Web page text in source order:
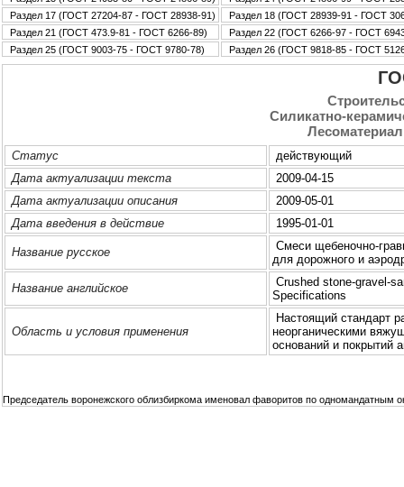
Раздел 17 (ГОСТ 27204-87 - ГОСТ 28938-91)
Раздел 18 (ГОСТ 28939-91 - ГОСТ
Раздел 21 (ГОСТ 473.9-81 - ГОСТ 6266-89)
Раздел 22 (ГОСТ 6266-97 - ГОСТ
Раздел 25 (ГОСТ 9003-75 - ГОСТ 9780-78)
Раздел 26 (ГОСТ 9818-85 - ГОСТ
Силикатно-
Статус
действующий
Дата актуализации текста
2009-04-15
Дата актуализации описания
2009-05-01
Дата введения в действие
1995-01-01
Название русское
Смеси щебеночно-
для доpoжного и
Название английское
Crushed stone-gravel-
Specifications
Область и условия применения
Настоящий стандарт
неорганическими
оснований и покрытий
Председатель воронежского облизбиркома именовал фаворитов по одномандатным